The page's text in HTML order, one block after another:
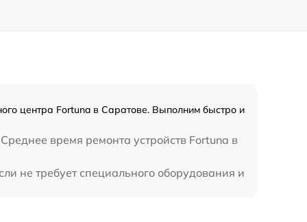
центра Fortuna в Саратове. Выполним быстро и
время ремонта устройств Fortuna в
не требует специального оборудования и